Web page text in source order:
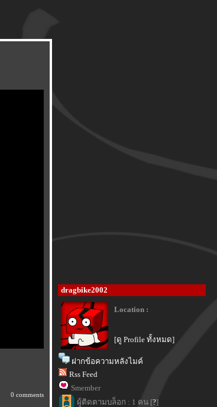
0 comments
dragbike2002
Location :
[ดู Profile ทั้งหมด]
ฝากข้อความหลังไมค์
Rss Feed
Smember
ผู้ติดตามบล็อก : 1 คน [?]